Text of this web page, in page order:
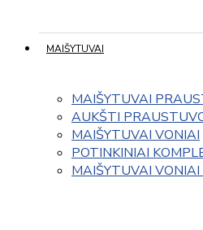
MAIŠYTUVAI
MAIŠYTUVAI
AUKŠTI
MAIŠYTUVAI VONIAI
POTINKINIAI
MAIŠYTUVAI VONIAI